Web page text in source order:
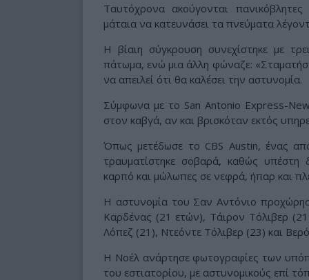
Ταυτόχρονα ακούγονται
μάταια να κατευνάσει τα πνεύματα
Η βίαιη σύγκρουση συνεχίστηκε με
πάτωμα, ενώ μια άλλη φώναζε:
να απειλεί ότι θα καλέσει την αστυνομία.
Σύμφωνα με το San Antonio Express-
στον καβγά, αν και βρισκόταν εκτός
Όπως μετέδωσε το CBS Austin, ένας
τραυματίστηκε σοβαρά, καθώς υπέστη
καρπό και μώλωπες σε νεφρά, ήπαρ και
Η αστυνομία του Σαν Αντόνιο
Καρδένας (21 ετών), Τάιρον Τόλιβερ
Λόπεζ (21), Ντεόντε Τόλιβερ (23) και
Η Νοέλ ανάρτησε φωτογραφίες των
του εστιατορίου, με αστυνομικούς επί